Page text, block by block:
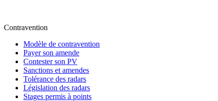
Contravention
Modèle de contravention
Payer son amende
Contester son PV
Sanctions et amendes
Tolérance des radars
Législation des radars
Stages permis à points